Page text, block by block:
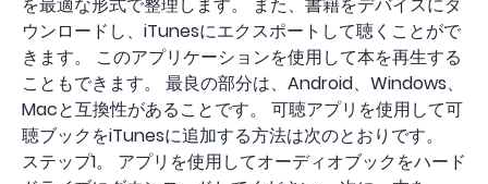
ウンロードし、iTunesにエクスポートして聴くことがで
きます。 このアプリケーションを使用して本を再生する
こともできます。 最良の部分は、Android、Windows、
Macと互換性があることです。 可聴アプリを使用して可
聴ブックをiTunesに追加する方法は次のとおりです。
ステップ1。 アプリを使用してオーディオブックをハード